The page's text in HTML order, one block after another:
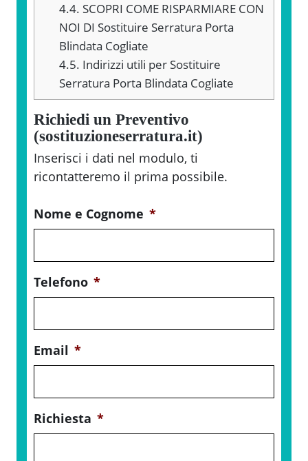
4.4. SCOPRI COME RISPARMIARE CON
NOI DI Sostituire Serratura Porta
Blindata Cogliate
4.5. Indirizzi utili per Sostituire
Serratura Porta Blindata Cogliate
Richiedi un Preventivo
(sostituzioneserratura.it)
Inserisci i dati nel modulo, ti
ricontatteremo il prima possibile.
Nome e Cognome *
Telefono *
Email *
Richiesta *